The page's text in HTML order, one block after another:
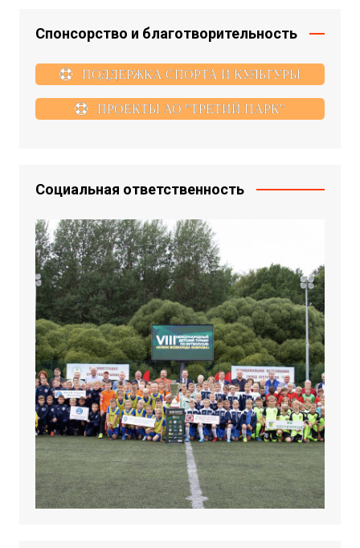
Спонсорство и благотворительность
ПОДДЕРЖКА СПОРТА И КУЛЬТУРЫ
ПРОЕКТЫ АО "ТРЕТИЙ ПАРК"
Социальная ответственность